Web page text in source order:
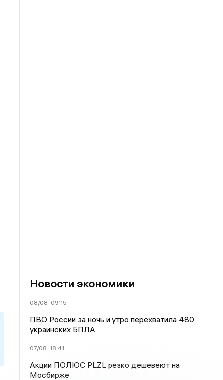
Новости экономики
08/08 09:15
ПВО России за ночь и утро перехватила 480
украинских БПЛА
07/08 18:41
Акции ПОЛЮС PLZL резко дешевеют на
Мосбирже